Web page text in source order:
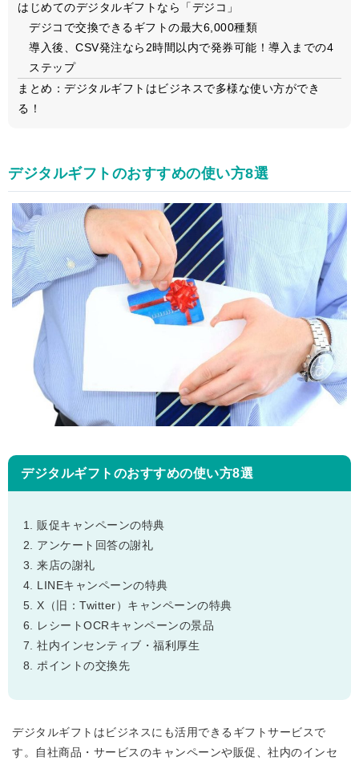
はじめてのデジタルギフトなら「デジコ」
デジコで交換できるギフトの最大6,000種類
導入後、CSV発注なら2時間以内で発券可能！導入までの4
ステップ
まとめ：デジタルギフトはビジネスで多様な使い方ができ
る！
デジタルギフトのおすすめの使い方8選
デジタルギフトのおすすめの使い方8選
販促キャンペーンの特典
アンケート回答の謝礼
来店の謝礼
LINEキャンペーンの特典
X（旧：Twitter）キャンペーンの特典
レシートOCRキャンペーンの景品
社内インセンティブ・福利厚生
ポイントの交換先
デジタルギフトはビジネスにも活用できるギフトサービスで
す。自社商品・サービスのキャンペーンや販促、社内のインセ